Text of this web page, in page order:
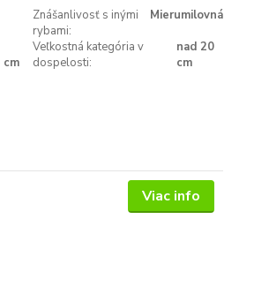
Znášanlivosť s inými
rybami:
Mierumilovná
Veľkostná kategória v
dospelosti:
nad 20
cm
Viac info